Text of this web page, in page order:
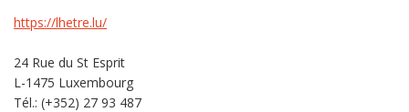
https://lhetre.lu/
24 Rue du St Esprit
L-1475 Luxembourg
Tél.: (+352) 27 93 487